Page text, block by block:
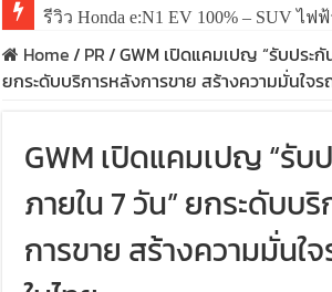
รีวิว Honda e:N1 EV 100% – SUV ไ
Home/ PR/GWM เปิดแคมเปญ “รับประกั
ยกระดับบริการหลังการขาย สร้างความมั่นใจ
GWM เปิดแคมเปญ “รับ
ภายใน 7 วัน” ยกระดับบ
การขาย สร้างความมั่นใ